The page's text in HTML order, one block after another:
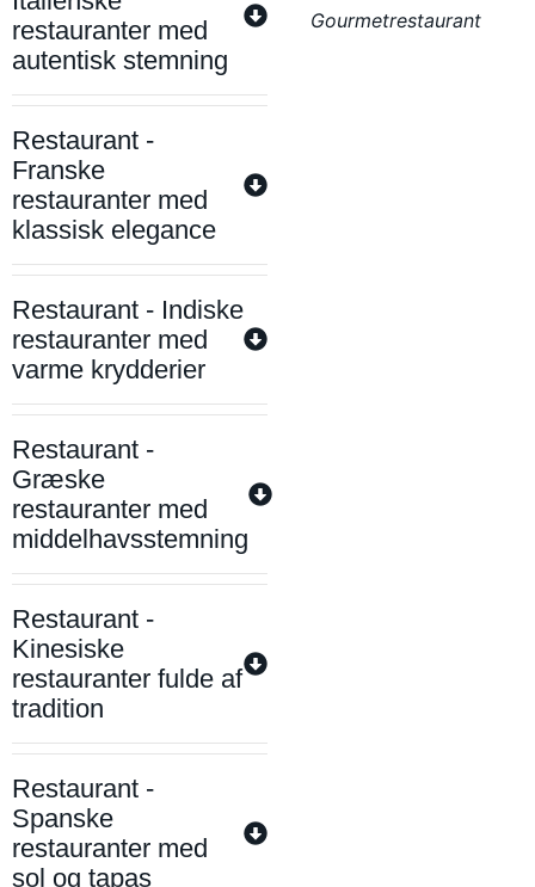
restauranter med
autentisk stemning
Restaurant -
Franske
restauranter med
klassisk elegance
Restaurant - Indiske
restauranter med
varme krydderier
Restaurant -
Græske
restauranter med
middelhavsstemning
Restaurant -
Kinesiske
restauranter fulde af
tradition
Restaurant -
Spanske
restauranter med
sol og tapas
Gourmetrestaurant